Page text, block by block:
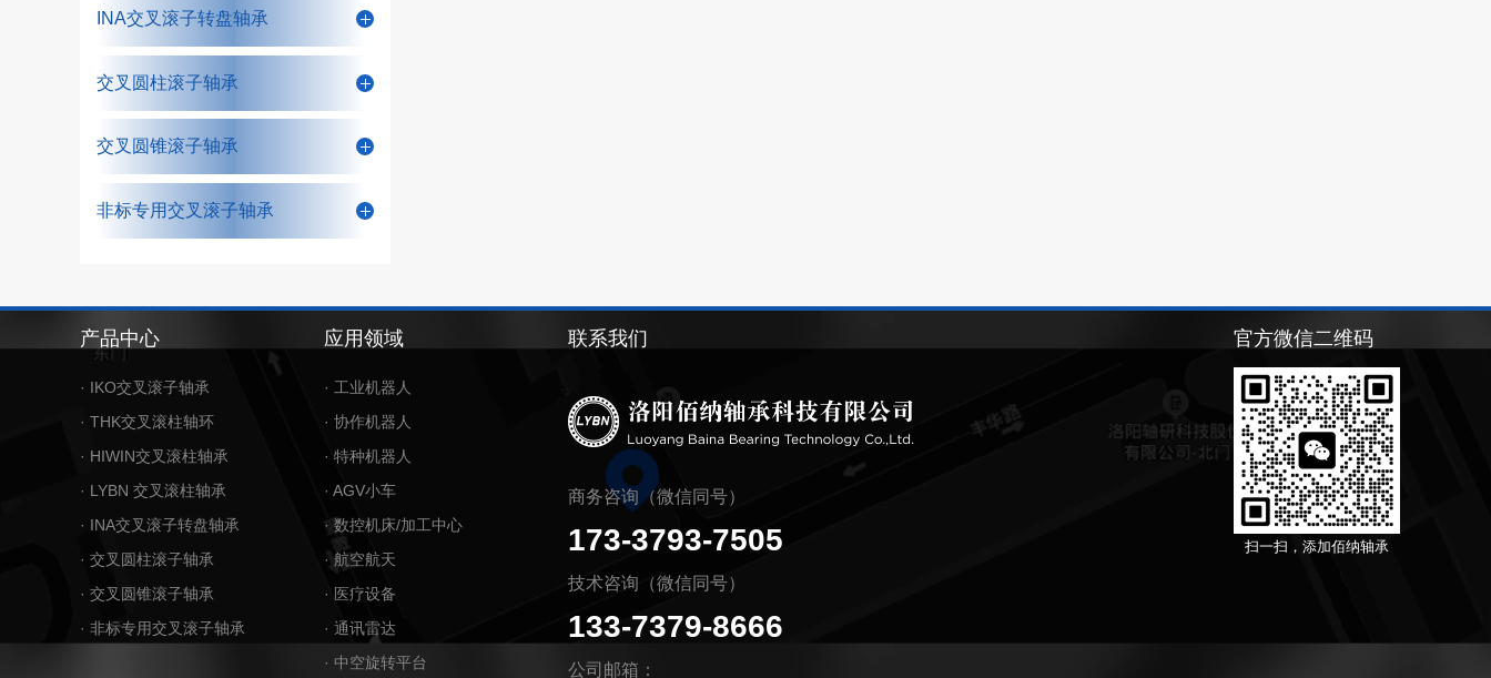
INA交叉滚子转盘轴承
交叉圆柱滚子轴承
交叉圆锥滚子轴承
非标专用交叉滚子轴承
产品中心
· IKO交叉滚子轴承
· THK交叉滚柱轴环
· HIWIN交叉滚柱轴承
· LYBN 交叉滚柱轴承
· INA交叉滚子转盘轴承
· 交叉圆柱滚子轴承
· 交叉圆锥滚子轴承
· 非标专用交叉滚子轴承
应用领域
· 工业机器人
· 协作机器人
· 特种机器人
· AGV小车
· 数控机床/加工中心
· 航空航天
· 医疗设备
· 通讯雷达
· 中空旋转平台
联系我们
商务咨询（微信同号）
173-3793-7505
技术咨询（微信同号）
133-7379-8666
公司邮箱：
官方微信二维码
扫一扫，添加佰纳轴承